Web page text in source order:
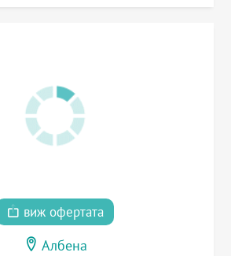
виж офертата
Албена